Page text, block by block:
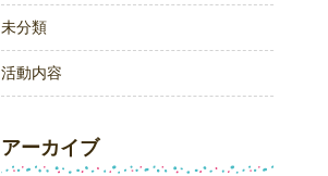
未分類
活動内容
アーカイブ